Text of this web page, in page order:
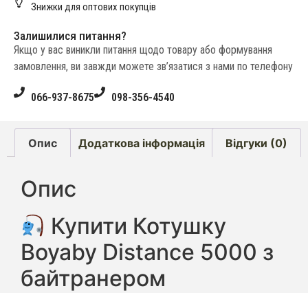
Знижки для оптових покупців
Залишилися питання?
Якщо у вас виникли питання щодо товару або формування
замовлення, ви завжди можете зв’язатися з нами по телефону
066-937-8675 098-356-4540
Опис Додаткова інформація Відгуки (0)
Опис
Купити Котушку
Boyaby Distance 5000 з
байтранером